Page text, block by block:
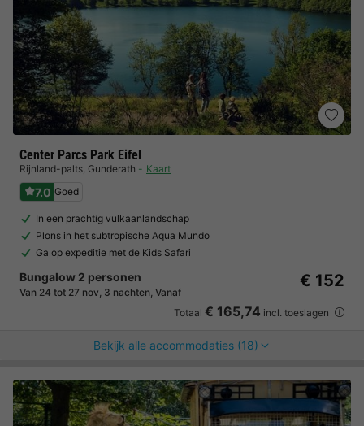
Center Parcs Park Eifel
Rijnland-palts, Gunderath Kaart
7.0 Goed
In een prachtig vulkaanlandschap
Plons in het subtropische Aqua Mundo
Ga op expeditie met de Kids Safari
Bungalow 2 personen
Van 24 tot 27 nov, 3 nachten, Vanaf
€ 152
Totaal € 165,74 incl. toeslagen
Bekijk alle accommodaties (18)